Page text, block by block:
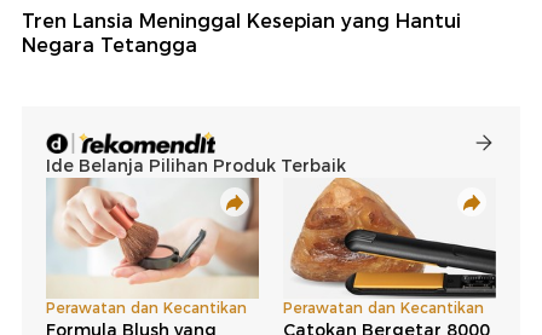
Tren Lansia Meninggal Kesepian yang Hantui
Negara Tetangga